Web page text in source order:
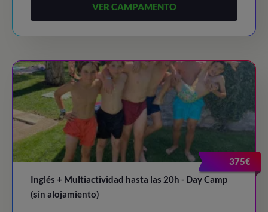
VER CAMPAMENTO
375€
Inglés + Multiactividad hasta las 20h - Day Camp
(sin alojamiento)